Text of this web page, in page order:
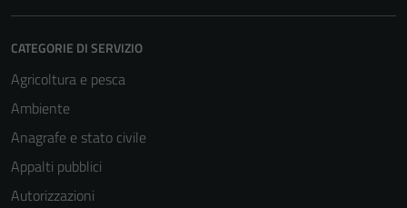
CATEGORIE DI SERVIZIO
Agricoltura e pesca
Ambiente
Anagrafe e stato civile
Appalti pubblici
Autorizzazioni